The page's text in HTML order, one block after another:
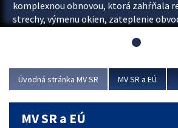
komplexnou obnovou, ktorá zahŕňala
strechy, výmenu okien, zateplenie
aj interiéru, kde vznikli nové učebne a
Viac
Úvodná stránka MV SR MV SR a EÚ
MV SR a EÚ